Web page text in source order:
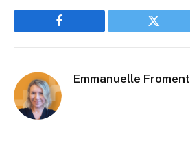
Facebook Twitter
Emmanuelle Froment